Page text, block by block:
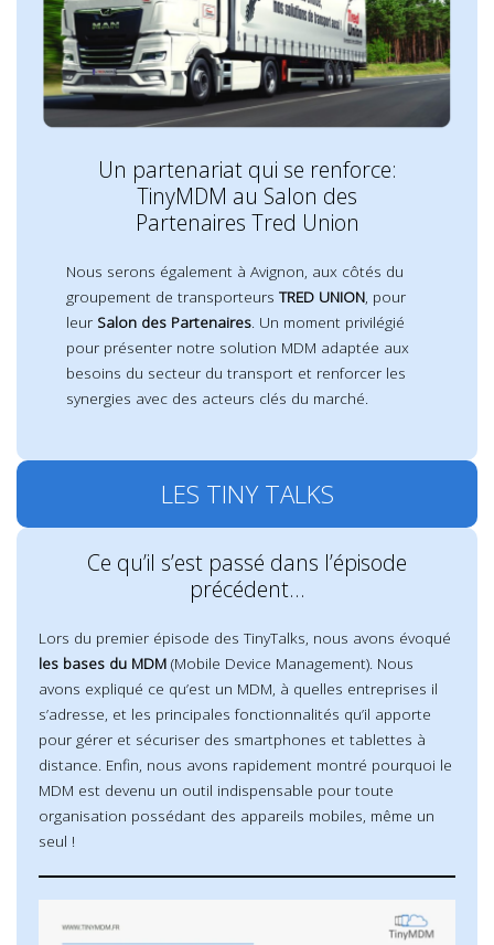
Un partenariat qui se renforce:
TinyMDM au Salon des
Partenaires Tred Union
Nous serons également à Avignon, aux côtés du
groupement de transporteurs TRED UNION, pour
leur Salon des Partenaires. Un moment privilégié
pour présenter notre solution MDM adaptée aux
besoins du secteur du transport et renforcer les
synergies avec des acteurs clés du marché.
LES TINY TALKS
Ce qu’il s’est passé dans l’épisode
précédent…
Lors du premier épisode des TinyTalks, nous avons évoqué
les bases du MDM(Mobile Device Management). Nous
avons expliqué ce qu’est un MDM, à quelles entreprises il
s’adresse, et les principales fonctionnalités qu’il apporte
pour gérer et sécuriser des smartphones et tablettes à
distance. Enfin, nous avons rapidement montré pourquoi le
MDM est devenu un outil indispensable pour toute
organisation possédant des appareils mobiles, même un
seul !